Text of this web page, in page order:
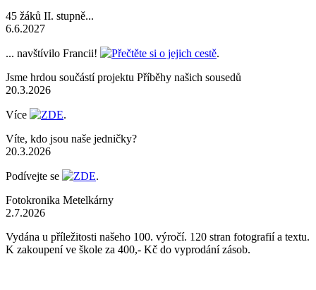
45 žáků II. stupně...
6.6.2027
... navštívilo Francii! Přečtěte si o jejich cestě.
Jsme hrdou součástí projektu Příběhy našich sousedů
20.3.2026
Více ZDE.
Víte, kdo jsou naše jedničky?
20.3.2026
Podívejte se ZDE.
Fotokronika Metelkárny
2.7.2026
Vydána u příležitosti našeho 100. výročí. 120 stran fotografií a textu.
K zakoupení ve škole za 400,- Kč do vyprodání zásob.